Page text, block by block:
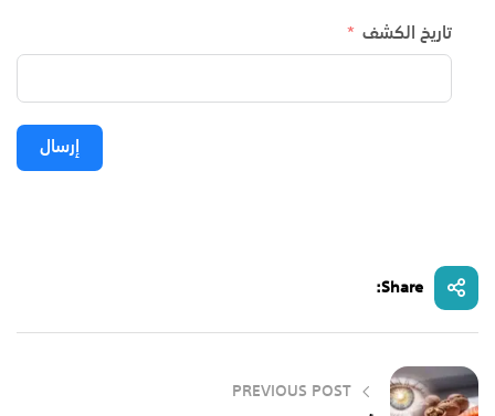
تاريخ الكشف
إرسال
Share:
PREVIOUS POST